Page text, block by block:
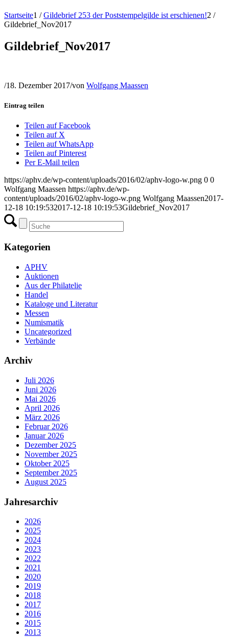
Startseite1 / Gildebrief 253 der Poststempelgilde ist erschienen!2 /
Gildebrief_Nov2017
Gildebrief_Nov2017
/18. Dezember 2017/von Wolfgang Maassen
Eintrag teilen
Teilen auf Facebook
Teilen auf X
Teilen auf WhatsApp
Teilen auf Pinterest
Per E-Mail teilen
https://aphv.de/wp-content/uploads/2016/02/aphv-logo-w.png 0 0
Wolfgang Maassen https://aphv.de/wp-
content/uploads/2016/02/aphv-logo-w.png Wolfgang Maassen2017-
12-18 10:19:532017-12-18 10:19:53Gildebrief_Nov2017
Kategorien
APHV
Auktionen
Aus der Philatelie
Handel
Kataloge und Literatur
Messen
Numismatik
Uncategorized
Verbände
Archiv
Juli 2026
Juni 2026
Mai 2026
April 2026
März 2026
Februar 2026
Januar 2026
Dezember 2025
November 2025
Oktober 2025
September 2025
August 2025
Jahresarchiv
2026
2025
2024
2023
2022
2021
2020
2019
2018
2017
2016
2015
2013